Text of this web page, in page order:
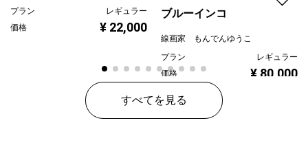
プラン
レギュラー
価格
¥ 22,000
ブルーインコ
線画家 もんでんゆうこ
プラン
レギュラー
価格
¥ 80,000
すべてを見る